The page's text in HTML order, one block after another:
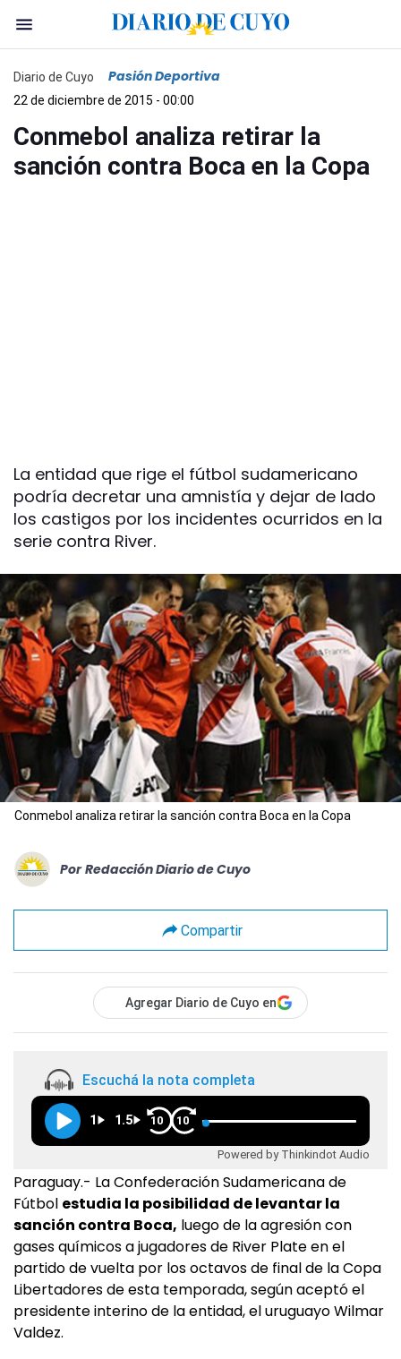
Diario de Cuyo Pasión Deportiva
22 de diciembre de 2015 - 00:00
Conmebol analiza retirar la
sanción contra Boca en la Copa
La entidad que rige el fútbol sudamericano
podría decretar una amnistía y dejar de lado
los castigos por los incidentes ocurridos en la
serie contra River.
Conmebol analiza retirar la sanción contra Boca en la Copa
Por Redacción Diario de Cuyo
Compartir
Agregar Diario de Cuyo en
Escuchá la nota completa
1 1.5 10 10
Powered by Thinkindot Audio
Paraguay.- La Confederación Sudamericana de
Fútbol estudia la posibilidad de levantar la
sanción contra Boca, luego de la agresión con
gases químicos a jugadores de River Plate en el
partido de vuelta por los octavos de final de la Copa
Libertadores de esta temporada, según aceptó el
presidente interino de la entidad, el uruguayo Wilmar
Valdez.